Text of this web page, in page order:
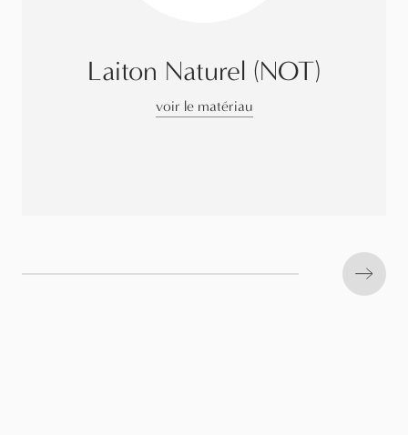
Laiton Naturel (NOT)
voir le matériau
Next